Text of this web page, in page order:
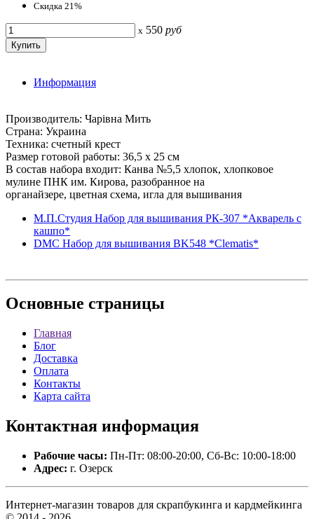
Скидка 21%
x 550 руб
Информация
Производитель: Чарiвна Мить
Страна: Украина
Техника: счетный крест
Размер готовой работы: 36,5 х 25 см
В состав набора входит: Канва №5,5 хлопок, хлопковое
мулине ПНК им. Кирова, разобранное на
органайзере, цветная схема, игла для вышивания
М.П.Студия Набор для вышивания РК-307 *Акварель с
кашпо*
DMC Набор для вышивания BK548 *Clematis*
Основные страницы
Главная
Блог
Доставка
Оплата
Контакты
Карта сайта
Контактная информация
Рабочие часы: Пн-Пт: 08:00-20:00, Сб-Вс: 10:00-18:00
Адрес: г. Озерск
Интернет-магазин товаров для скрапбукинга и кардмейкинга